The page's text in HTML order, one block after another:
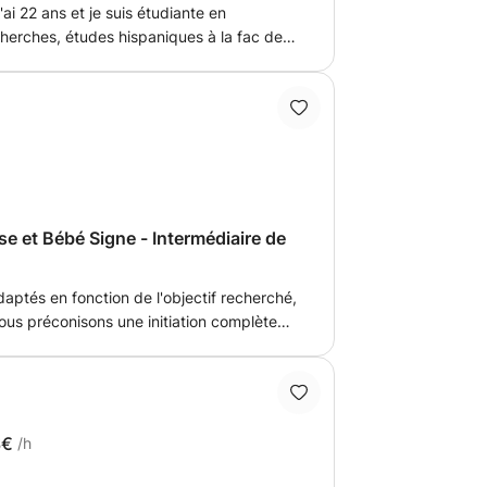
la langue, en particulier la
22 ans et je suis étudiante en
études hispaniques à la fac de
tard, pouvoir donner des cours
pas si vous avez des questions.
et Bébé Signe - Intermédiaire de
en fonction de l'objectif recherché,
préconisons une initiation complète
et Simulations
/h